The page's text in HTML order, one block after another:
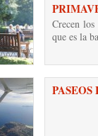
Crecen
que es la